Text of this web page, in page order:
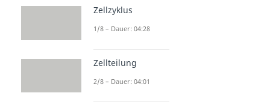
Zellzyklus
1/8 – Dauer: 04:28
Zellteilung
2/8 – Dauer: 04:01